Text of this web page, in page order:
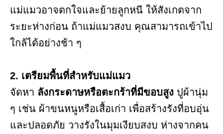
แม่แมวอาจตกใจและย้ายลูกหนี ให้สังเกตจาก
ระยะห่างก่อน ถ้าแม่แมวสงบ คุณสามารถเข้าไป
ใกล้ได้อย่างช้า ๆ
2. เตรียมพื้นที่สำหรับแม่แมว
จัดหา ลังกระดาษหรือตะกร้าที่มีขอบสูง ปูผ้านุ่ม
ๆ เช่น ผ้าขนหนูหรือเสื้อเก่า เพื่อสร้างรังที่อบอุ่น
และปลอดภัย วางรังในมุมเงียบสงบ ห่างจากคน